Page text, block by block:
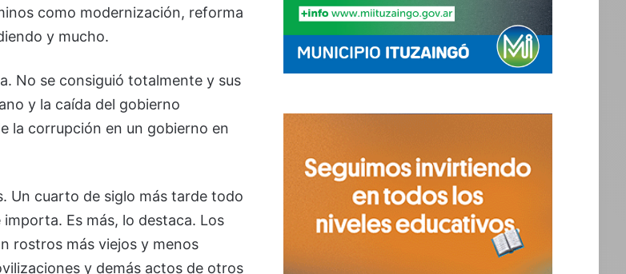
como modernización, reforma
y mucho.
No se consiguió totalmente y sus
y la caída del gobierno
la corrupción en un gobierno en
Un cuarto de siglo más tarde todo
Es más, lo destaca. Los
rostros más viejos y menos
y demás actos de otros